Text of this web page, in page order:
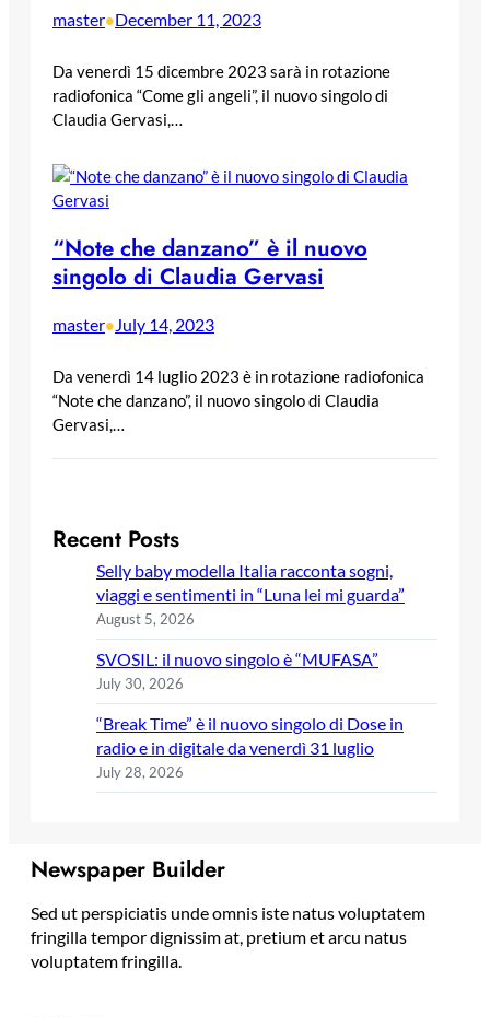
master•December 11, 2023
Da venerdì 15 dicembre 2023 sarà in rotazione
radiofonica “Come gli angeli”, il nuovo singolo di
Claudia Gervasi,…
“Note che danzano” è il nuovo
singolo di Claudia Gervasi
master•July 14, 2023
Da venerdì 14 luglio 2023 è in rotazione radiofonica
“Note che danzano”, il nuovo singolo di Claudia
Gervasi,…
Recent Posts
Selly baby modella Italia racconta sogni,
viaggi e sentimenti in “Luna lei mi guarda”
August 5, 2026
SVOSIL: il nuovo singolo è “MUFASA”
July 30, 2026
“Break Time” è il nuovo singolo di Dose in
radio e in digitale da venerdì 31 luglio
July 28, 2026
Newspaper Builder
Sed ut perspiciatis unde omnis iste natus voluptatem
fringilla tempor dignissim at, pretium et arcu natus
voluptatem fringilla.